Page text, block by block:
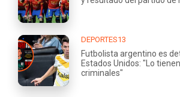
DEPORTES13
Futbolista argentino es
Estados Unidos: "Lo
criminales"